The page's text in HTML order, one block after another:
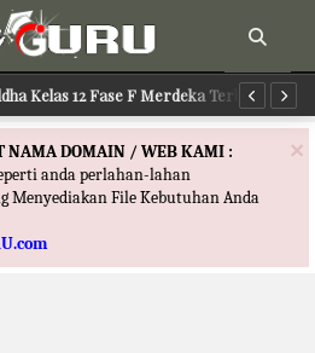
Kelas 12 Fase F Merdeka Terbaru
×
NAMA DOMAIN / WEB KAMI :
anda perlahan-lahan
Menyediakan File Kebutuhan Anda